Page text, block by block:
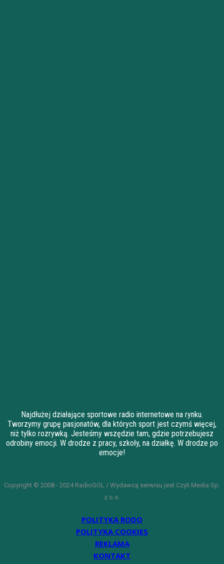
Najdłużej działające sportowe radio internetowe na rynku.
Tworzymy grupę pasjonatów, dla których sport jest czymś więcej,
niż tylko rozrywką. Jesteśmy wszędzie tam, gdzie potrzebujesz
odrobiny emocji. W drodze z pracy, szkoły, na działkę. W drodze po
emocje!
Copyright © 2008 - 2024 RadioGOL / Wydawcą serwisu jest Czyli Media Sp.
z o.o.
POLITYKA RODO
POLITYKA COOKIES
REKLAMA
KONTAKT